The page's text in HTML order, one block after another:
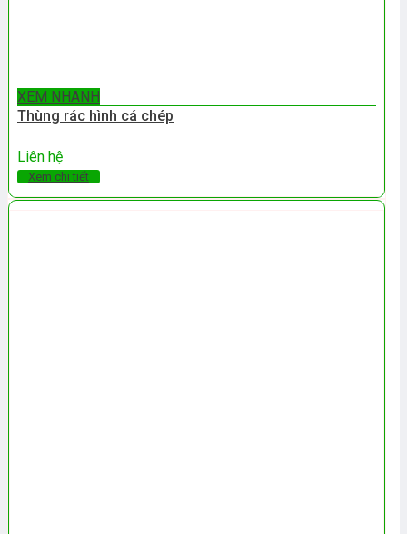
XEM NHANH
Thùng rác hình cá chép
Liên hệ
Xem chi tiết